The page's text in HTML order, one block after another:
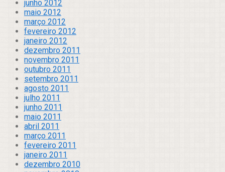
junho 2012
maio 2012
março 2012
fevereiro 2012
janeiro 2012
dezembro 2011
novembro 2011
outubro 2011
setembro 2011
agosto 2011
julho 2011
junho 2011
maio 2011
abril 2011
março 2011
fevereiro 2011
janeiro 2011
dezembro 2010